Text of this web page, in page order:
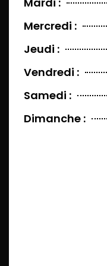
Mercredi :
Jeudi :
Vendredi :
Samedi :
Dimanche :